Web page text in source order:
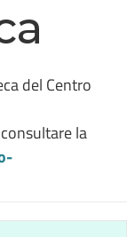
del Centro
la